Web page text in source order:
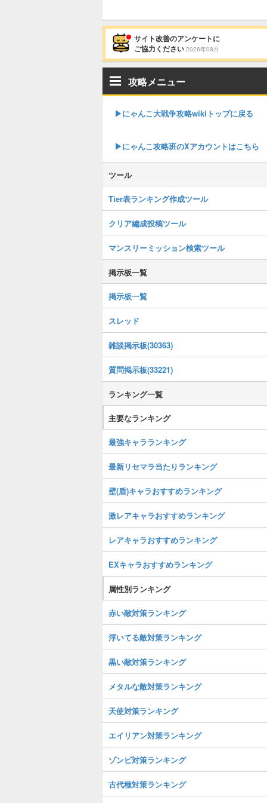
サイト改善のアンケートに
ご協力ください 2026年08月
攻略メニュー
▶︎にゃんこ大戦争攻略wikiトップに戻る
▶︎にゃんこ攻略班のXアカウントはこちら
ツール
Tier表ランキング作成ツール
クリア編成投稿ツール
マンスリーミッション検索ツール
掲示板一覧
掲示板一覧
スレッド
雑談掲示板(30363)
質問掲示板(33221)
ランキング一覧
主要なランキング
最強キャラランキング
最新リセマラ当たりランキング
壁(盾)キャラおすすめランキング
激レアキャラおすすめランキング
レアキャラおすすめランキング
EXキャラおすすめランキング
属性別ランキング
赤い敵対策ランキング
浮いてる敵対策ランキング
黒い敵対策ランキング
メタルな敵対策ランキング
天使対策ランキング
エイリアン対策ランキング
ゾンビ対策ランキング
古代種対策ランキング